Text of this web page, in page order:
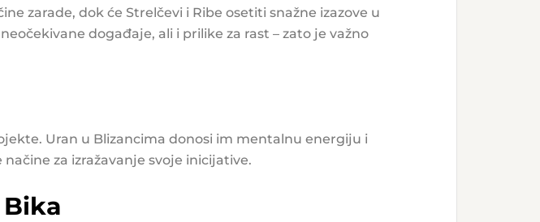
zarade, dok će Strelčevi i Ribe osetiti snažne izazove u
događaje, ali i prilike za rast – zato je važno
Uran u Blizancima donosi im mentalnu energiju i
za izražavanje svoje inicijative.